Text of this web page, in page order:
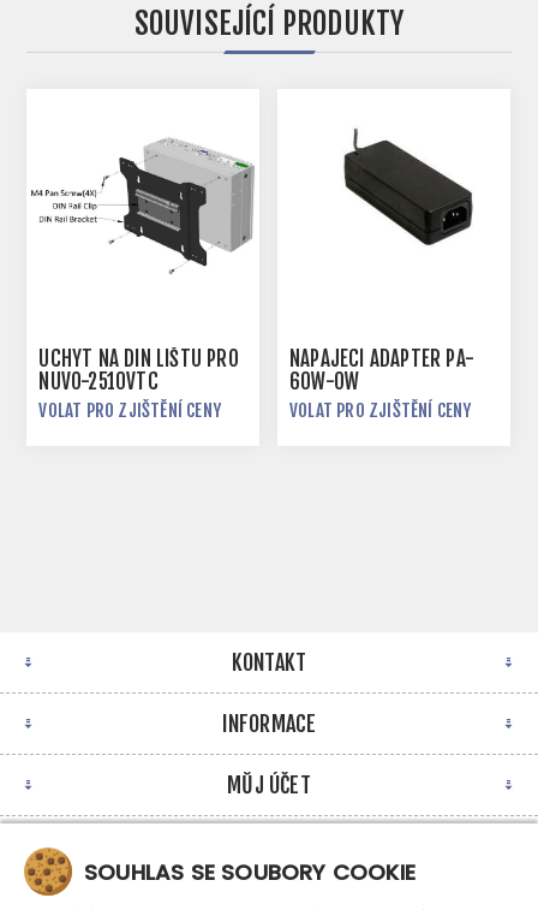
SOUVISEJÍCÍ PRODUKTY
ÚCHYT NA DIN LIŠTU PRO
NUVO-2510VTC
VOLAT PRO ZJIŠTĚNÍ CENY
NAPÁJECÍ ADAPTÉR PA-
60W-OW
VOLAT PRO ZJIŠTĚNÍ CENY
KONTAKT
INFORMACE
MŮJ ÚČET
SOUHLAS SE SOUBORY COOKIE